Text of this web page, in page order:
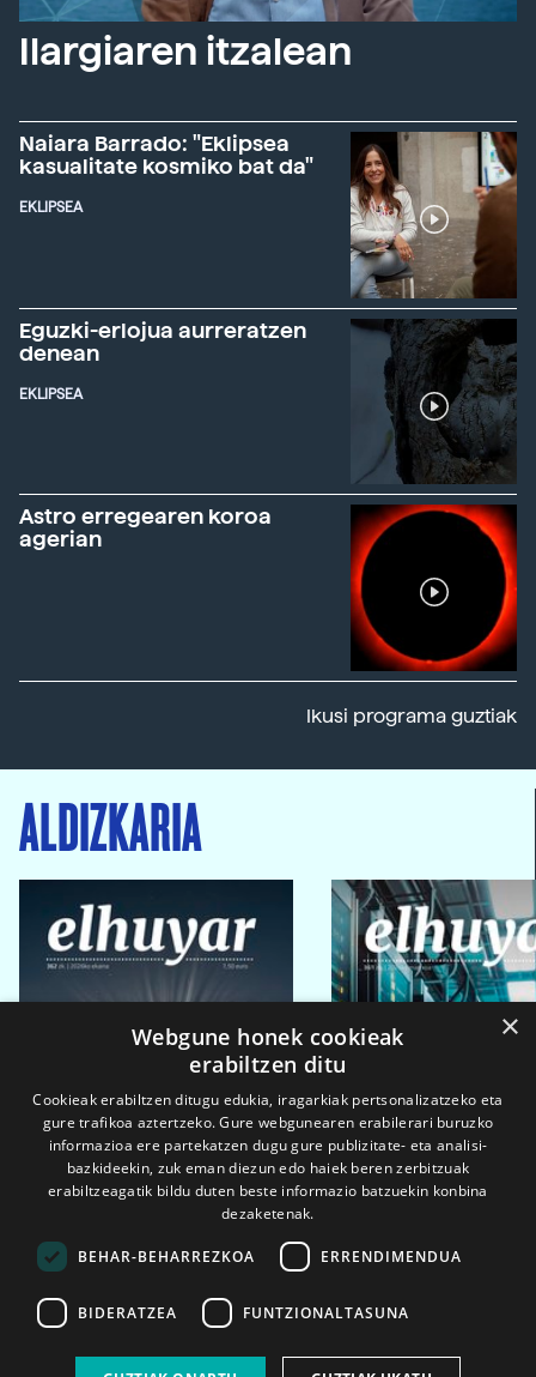
Ilargiaren itzalean
Naiara Barrado: "Eklipsea
kasualitate kosmiko bat da"
EKLIPSEA
Eguzki-erlojua aurreratzen
denean
EKLIPSEA
Astro erregearen koroa
agerian
Ikusi programa guztiak
ALDIZKARIA
2026ko eka. 1a 2026ko mar. 1a
×
Webgune honek cookieak
erabiltzen ditu
Cookieak erabiltzen ditugu edukia, iragarkiak pertsonalizatzeko eta
gure trafikoa aztertzeko. Gure webgunearen erabilerari buruzko
informazioa ere partekatzen dugu gure publizitate- eta analisi-
bazkideekin, zuk eman diezun edo haiek beren zerbitzuak
erabiltzeagatik bildu duten beste informazio batzuekin konbina
dezaketenak.
BEHAR-BEHARREZKOA ERRENDIMENDUA
BIDERATZEA FUNTZIONALTASUNA